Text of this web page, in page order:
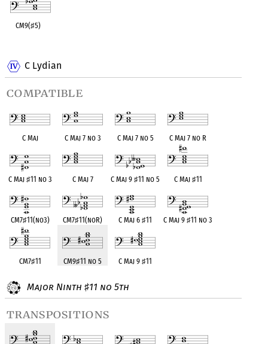
C Lydian
compatible
C Maj C Maj 7 no 3 C Maj 7 no 5 C Maj 7 no R
C Maj ♯11 no 3 C Maj 7 C Maj 9♯11 no 5 C Maj ♯11
CM7♯11(no3) CM7♯11(noR) C Maj 6♯11 C Maj 9♯11 no 3
CM7♯11 CM9♯11 no 5 C Maj 9♯11
Major Ninth♯11 no 5th
transpositions
CM9(♯5)